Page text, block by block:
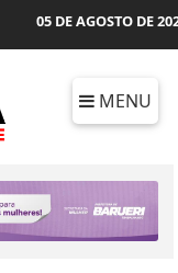
05 DE AGOSTO DE
MENU